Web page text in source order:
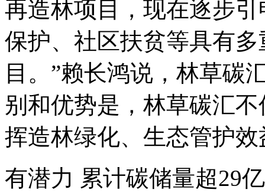
再造林项目，现在逐步
保护、社区扶贫等具有
目。”赖长鸿说，林草碳
别和优势是，林草碳汇
挥造林绿化、生态管护效
有潜力 累计碳储量超29